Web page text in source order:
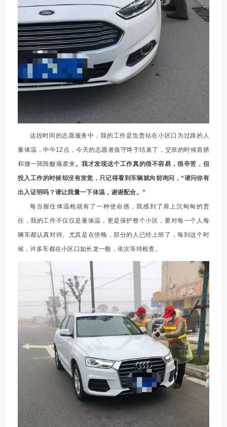
这段时间的志愿服务中，我的工作是负责站在小区口为过路的人
量体温，中午12点，今天的志愿者值守终于结束了，交班的时候肩膀
和腰一阵阵酸痛袭来。我才发现这个工作真的很不容易，很辛苦，但
投入工作的时候却没有发觉，只记得看到车辆就向前询问，“请问你有
出入证明吗？请让我量一下体温，谢谢配合。”
每当握住体温枪就有了一种使命感，我感到了肩上沉甸甸的责
任，我的工作不仅仅是量体温，更是保护整个小区，要对每一个人每
辆车都认真对待。尤其是在傍晚，部分的人已经上班了，每到这个时
候，许多车都在小区口如长龙一般，依次等待检查。